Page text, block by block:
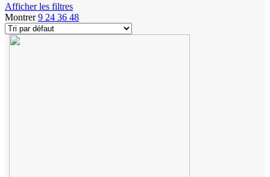
Afficher les filtres
Montrer9 24 36 48